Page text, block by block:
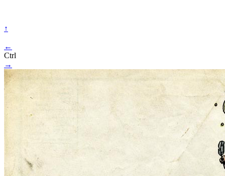
↑
←
Ctrl
→